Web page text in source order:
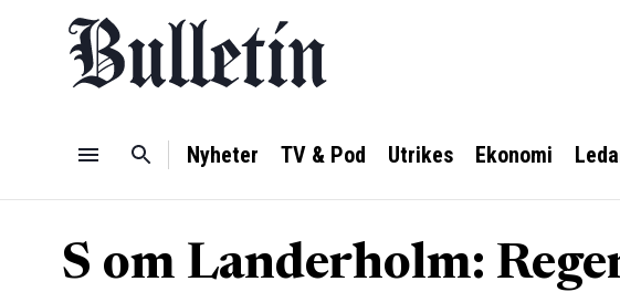
Nyheter TV & Pod Utrikes Ekonomi
S om Landerholm: